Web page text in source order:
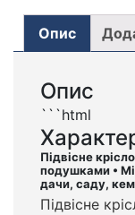
Опис
Опис
```html
Підвісне
подушками •
дачи, саду,
Підвісне